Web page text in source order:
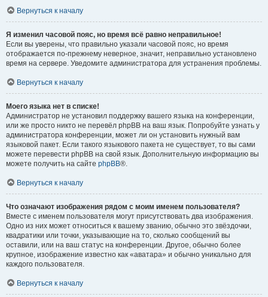
Вернуться к началу
Я изменил часовой пояс, но время всё равно неправильное!
Если вы уверены, что правильно указали часовой пояс, но время
отображается по-прежнему неверное, значит, неправильно установлено
время на сервере. Уведомите администратора для устранения проблемы.
Вернуться к началу
Моего языка нет в списке!
Администратор не установил поддержку вашего языка на конференции,
или же просто никто не перевёл phpBB на ваш язык. Попробуйте узнать у
администратора конференции, может ли он установить нужный вам
языковой пакет. Если такого языкового пакета не существует, то вы сами
можете перевести phpBB на свой язык. Дополнительную информацию вы
можете получить на сайте phpBB®.
Вернуться к началу
Что означают изображения рядом с моим именем пользователя?
Вместе с именем пользователя могут присутствовать два изображения.
Одно из них может относиться к вашему званию, обычно это звёздочки,
квадратики или точки, указывающие на то, сколько сообщений вы
оставили, или на ваш статус на конференции. Другое, обычно более
крупное, изображение известно как «аватара» и обычно уникально для
каждого пользователя.
Вернуться к началу